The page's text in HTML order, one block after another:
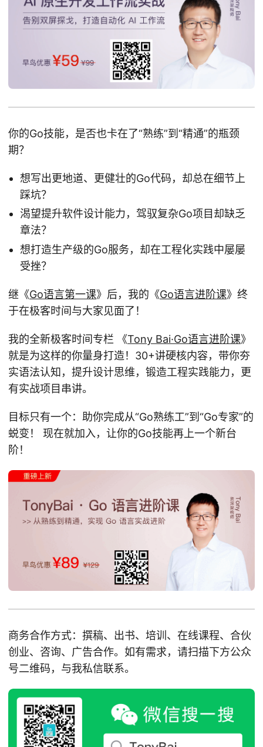
你的Go技能，是否也卡在了“熟练”到“精通”的瓶颈
期？
想写出更地道、更健壮的Go代码，却总在细节上
踩坑？
渴望提升软件设计能力，驾驭复杂Go项目却缺乏
章法？
想打造生产级的Go服务，却在工程化实践中屡屡
受挫？
继《Go语言第一课》后，我的《Go语言进阶课》终
于在极客时间与大家见面了！
我的全新极客时间专栏 《Tony Bai·Go语言进阶课》
就是为这样的你量身打造！30+讲硬核内容，带你夯
实语法认知，提升设计思维，锻造工程实践能力，更
有实战项目串讲。
目标只有一个：助你完成从“Go熟练工”到“Go专家”的
蜕变！ 现在就加入，让你的Go技能再上一个新台
阶！
商务合作方式：撰稿、出书、培训、在线课程、合伙
创业、咨询、广告合作。如有需求，请扫描下方公众
号二维码，与我私信联系。